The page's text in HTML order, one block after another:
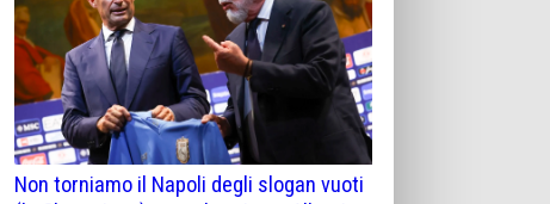
Non torniamo il Napoli degli slogan vuoti